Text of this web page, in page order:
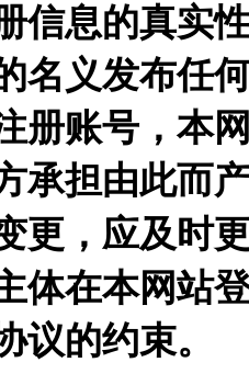
信息的真实
名义发布任
册账号，本
承担由此而
更，应及时
体在本网站
议的约束。